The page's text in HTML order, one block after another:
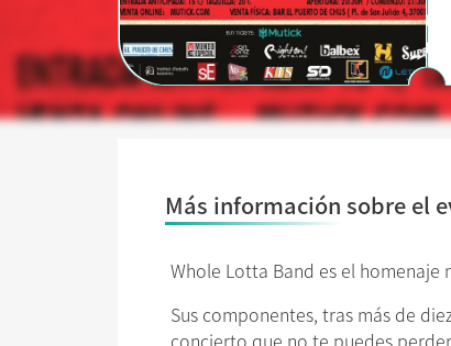
Más información sobre el
Whole Lotta Band es el
Sus componentes, tras más de
concierto que no te puedes